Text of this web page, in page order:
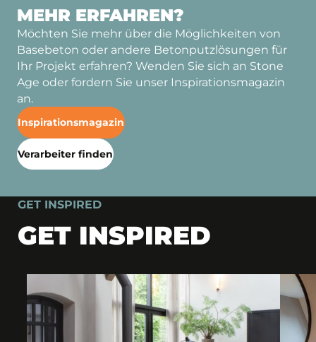
MEHR ERFAHREN?
Möchten Sie mehr über die Möglichkeiten von
Basebeton oder andere Betonputzlösungen für
Ihr Projekt erfahren? Wenden Sie sich an Stone
Age oder fordern Sie unser Inspirationsmagazin
an.
Inspirationsmagazin
Verarbeiter finden
GET INSPIRED
GET INSPIRED